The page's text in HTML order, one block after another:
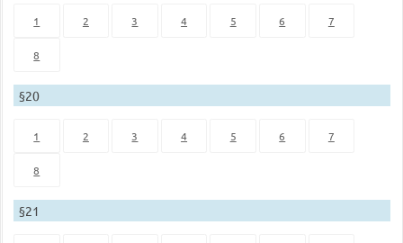
1 2 3 4 5 6 7
8
§20
1 2 3 4 5 6 7
8
§21